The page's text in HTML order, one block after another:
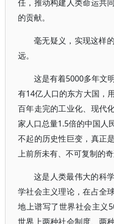
任，推动构建人类命运共
的贡献。
毫无疑义，实现这样
远。
这是有着5000多年文
有14亿人口的东方大国，
百年走完的工业化、现代
家人口总量1.5倍的中国人
不起的历史性巨变，真正
上前所未有、不可复制的奇
这是人类最伟大的科
学社会主义理论，在占全
地上谱写了世界社会主义
世界上两种社会制度、两